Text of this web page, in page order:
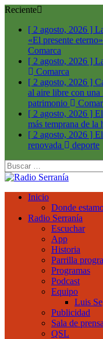
Reciente
[ 2 agosto, 2026 ]
«El presente
Comarca
[ 2 agosto, 2026 ]
Comarca
[ 2 agosto, 2026 ]
al aire libre con
patrimonio
[ 2 agosto, 2026 ]
más temprana de la
[ 2 agosto, 2026 ]
renovada
deporte
Buscar:
Inicio
Donde
Radio Serranía
Escuchar
App
Historia
Parrilla
Programas
Podcast
Equipo
Luis
Publicidad
Sala de prensa
QSL